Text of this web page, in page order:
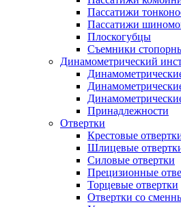
Пассатижи
Пассатижи
Плоскогубцы
Съемники
Динамометрический
Принадлежности
Отвертки
Крестовые
Шлицевые
Силовые отвертки
Прецизионные
Торцевые отвертки
Отвертки со